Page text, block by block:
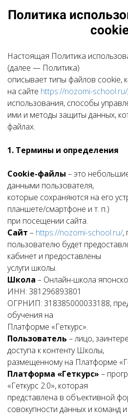
Политика
Настоящая Политика
(далее — Политика)
описывает типы файлов cookie,
на сайте https://nozomi-school.ru/
использования, способы
ими и методы защиты данных,
файлах.
1. Термины и определения
Cookie-файлы – это
данными пользователя,
которые сохраняются на его
планшете/смартфоне и т. п.)
при посещении сайта.
Сайт – https://nozomi-school.ru/,
пользователю будет
кабинет и предоставлены
услуги школы.
Школа – Онлайн-школа
ИНН: 381296893801
ОГРНИП: 318385000033188,
обучения на
Платформе «Геткурс».
Пользователь – лицо,
доступа к контенту Школы,
размещенному на Платформе
Платформа «Геткурс» –
«Геткурс 2.0», которая
представлена в объективной
совокупности данных и команд и